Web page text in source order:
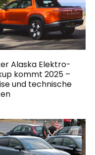
Alaska Elektro-
kommt 2025 –
und technische